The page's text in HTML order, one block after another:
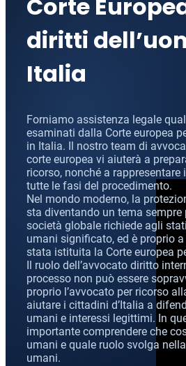
Corte
diritti
Italia
Forniamo assistenza legale
esaminati dalla Corte europea
in Italia. Il nostro team di
corte europea vi aiuterà a
ricorso, nonché a rappresentare
tutte le fasi del procedimento.
Nel mondo moderno, la
sta diventando un tema sempre
società globale richiede agli
umani significato, ed è proprio
stata istituita la Corte europea
Il ruolo dell’avvocato diritto
processo non può essere
proprio l’avvocato per ricorso
aiutare i cittadini d’Italia a
umani e interessi legittimi. In
importante comprendere che
umani e quale ruolo svolga
umani.